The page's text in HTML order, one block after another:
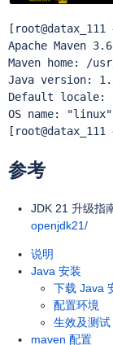
Apache Maven
Maven home: /
Java version:
Default locale:
OS name:
[root@datax_111
参考
JDK 21 升级指
openjdk21/
说明
Java 安装
下载 Java
配置环境
生效及测试
maven 配置